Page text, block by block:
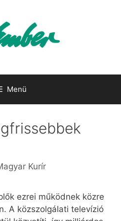
Menü
Kurír
ezrei működnek közre
A közszolgálati televízió